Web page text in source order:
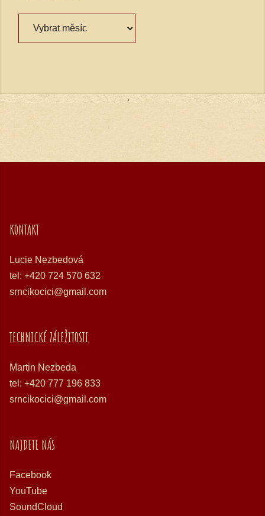
KONTAKT
Lucie Nezbedová
tel: +420 724 570 632
srncikocici@gmail.com
TECHNICKÉ ZÁLEŽITOSTI
Martin Nezbeda
tel: +420 777 196 833
srncikocici@gmail.com
NAJDETE NÁS
Facebook
YouTube
SoundCloud